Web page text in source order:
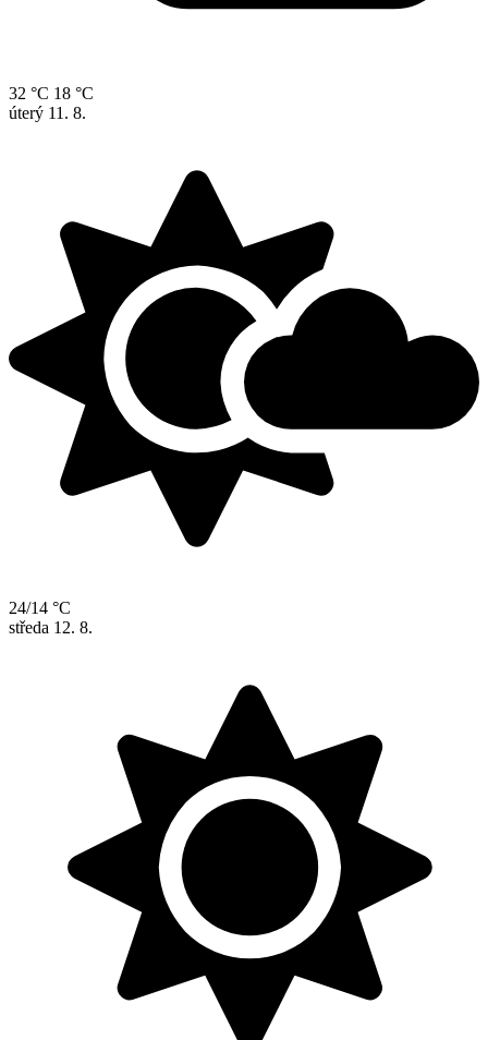
32 °C 18 °C
úterý 11. 8.
24/14 °C
středa 12. 8.